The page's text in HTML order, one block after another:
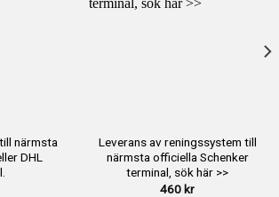
närmsta
DHL
Leverans av reningssystem till
närmsta officiella Schenker
terminal, sök här >>
460 kr